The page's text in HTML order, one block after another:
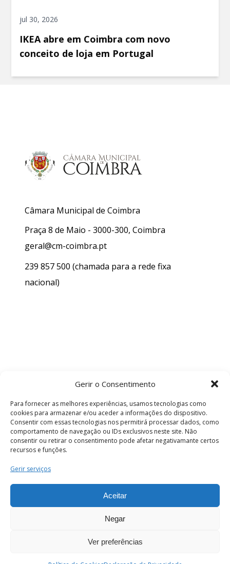
Gerir o Consentimento
Para fornecer as melhores experiências, usamos tecnologias como
cookies para armazenar e/ou aceder a informações do dispositivo.
Consentir com essas tecnologias nos permitirá processar dados, como
comportamento de navegação ou IDs exclusivos neste site. Não
consentir ou retirar o consentimento pode afetar negativamante certos
recursos e funções.
Gerir serviços
Aceitar
Negar
Ver preferências
jul 30, 2026
IKEA abre em Coimbra com novo
conceito de loja em Portugal
Câmara Municipal de Coimbra
Praça 8 de Maio - 3000-300, Coimbra
geral@cm-coimbra.pt
239 857 500 (chamada para a rede fixa
nacional)
Termos e Condições
os direitos reservados.